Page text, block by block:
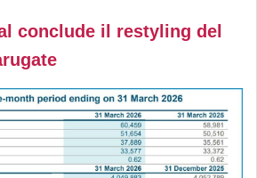
conclude il restyling del